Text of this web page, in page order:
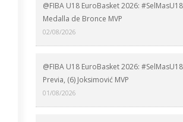
@FIBA U18 EuroBasket 2026:
Medalla de Bronce MVP
02/08/2026
@FIBA U18 EuroBasket 2026:
Previa, (6) Joksimović MVP
01/08/2026